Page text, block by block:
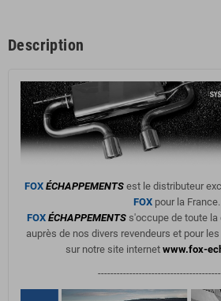
Description
FOX ÉCHAPPEMENTSest le distributeur
FOX pour la France.
FOX ÉCHAPPEMENTSs'occupe de toute la
auprès de nos divers revendeurs et pour
sur notre site internet www.fox-